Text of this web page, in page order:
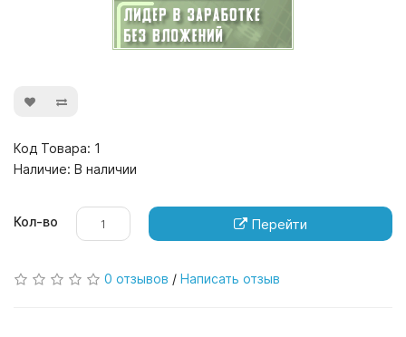
Код Товара: 1
Наличие: В наличии
Кол-во Перейти
0 отзывов / Написать отзыв